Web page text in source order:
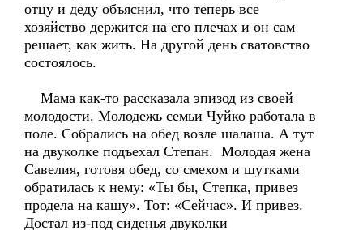
отцу и деду объяснил, что теперь все
хозяйство держится на его плечах и он сам
решает, как жить. На другой день сватовство
состоялось.
Мама как-то рассказала эпизод из своей
молодости. Молодежь семьи Чуйко работала в
поле. Собрались на обед возле шалаша. А тут
на двуколке подъехал Степан. Молодая жена
Савелия, готовя обед, со смехом и шутками
обратилась к нему: «Ты бы, Степка, привез
продела на кашу». Тот: «Сейчас». И привез.
Достал из-под сиденья двуколки